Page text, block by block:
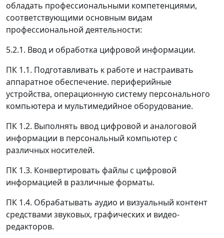
обладать профессиональными компетенциями,
соответствующими основным видам
профессиональной деятельности:
5.2.1. Ввод и обработка цифровой информации.
ПК 1.1. Подготавливать к работе и настраивать
аппаратное обеспечение. периферийные
устройства, операционную систему персонального
компьютера и мультимедийное оборудование.
ПК 1.2. Выполнять ввод цифровой и аналоговой
информации в персональный компьютер с
различных носителей.
ПК 1.3. Конвертировать файлы с цифровой
информацией в различные форматы.
ПК 1.4. Обрабатывать аудио и визуальный контент
средствами звуковых, графических и видео-
редакторов.